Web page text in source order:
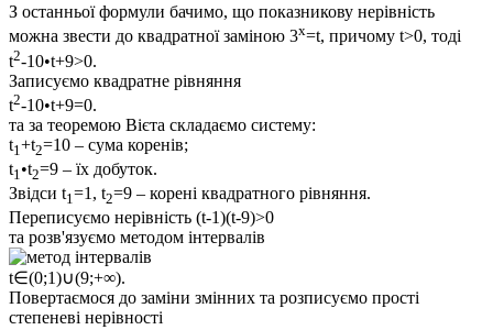
З останньої формули бачимо, що показникову нерівність
можна звести до квадратної заміною 3x=t, причому t>0, тоді
t2-10•t+9>0.
Записуємо квадратне рівняння
t2-10•t+9=0.
та за теоремою Вієта складаємо систему:
t1+t2=10 – сума коренів;
t1•t2=9 – їх добуток.
Звідси t1=1, t2=9 – корені квадратного рівняння.
Переписуємо нерівність (t-1)(t-9)>0
та розв'язуємо методом інтервалів
t∈(0;1)∪(9;+∞).
Повертаємося до заміни змінних та розписуємо прості
степеневі нерівності